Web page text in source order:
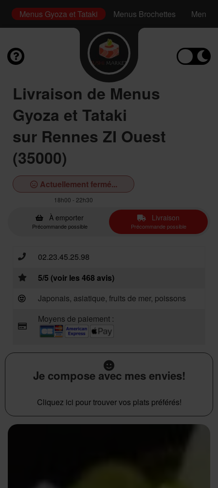
Menus Gyoza et Tataki Menus Brochettes Menus
Livraison de Menus
Gyoza et Tataki
sur Rennes ZI Ouest
(35000)
Actuellement fermé...
18h00 - 22h30
À emporter
Précommande possible
Livraison
Précommande possible
02.23.45.25.98
5/5 (voir les 468 avis)
Japonais, asiatique, fruits de mer, poissons
Moyens de paiement :
Je compose avec mes envies!
Cliquez ici pour trouver vos plats préférés!